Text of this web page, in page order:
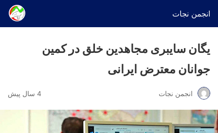
انجمن نجات
یگان سایبری مجاهدین خلق در کمین
جوانان معترض ایرانی
انجمن نجات 4 سال پیش